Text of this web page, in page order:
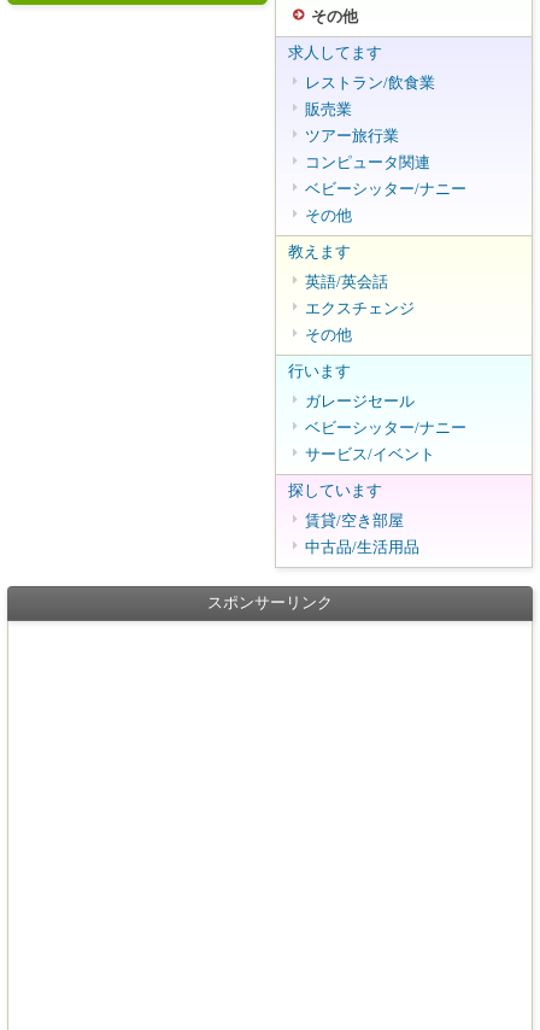
その他
求人してます
レストラン/飲食業
販売業
ツアー旅行業
コンピュータ関連
ベビーシッター/ナニー
その他
教えます
英語/英会話
エクスチェンジ
その他
行います
ガレージセール
ベビーシッター/ナニー
サービス/イベント
探しています
賃貸/空き部屋
中古品/生活用品
スポンサーリンク